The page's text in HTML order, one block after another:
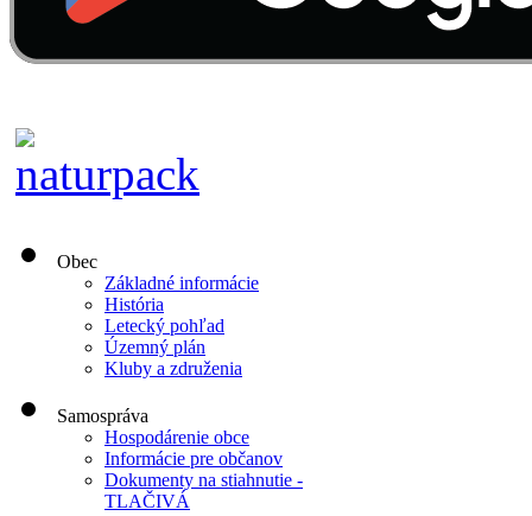
Obec
Základné informácie
História
Letecký pohľad
Územný plán
Kluby a združenia
Samospráva
Hospodárenie obce
Informácie pre občanov
Dokumenty na stiahnutie -
TLAČIVÁ